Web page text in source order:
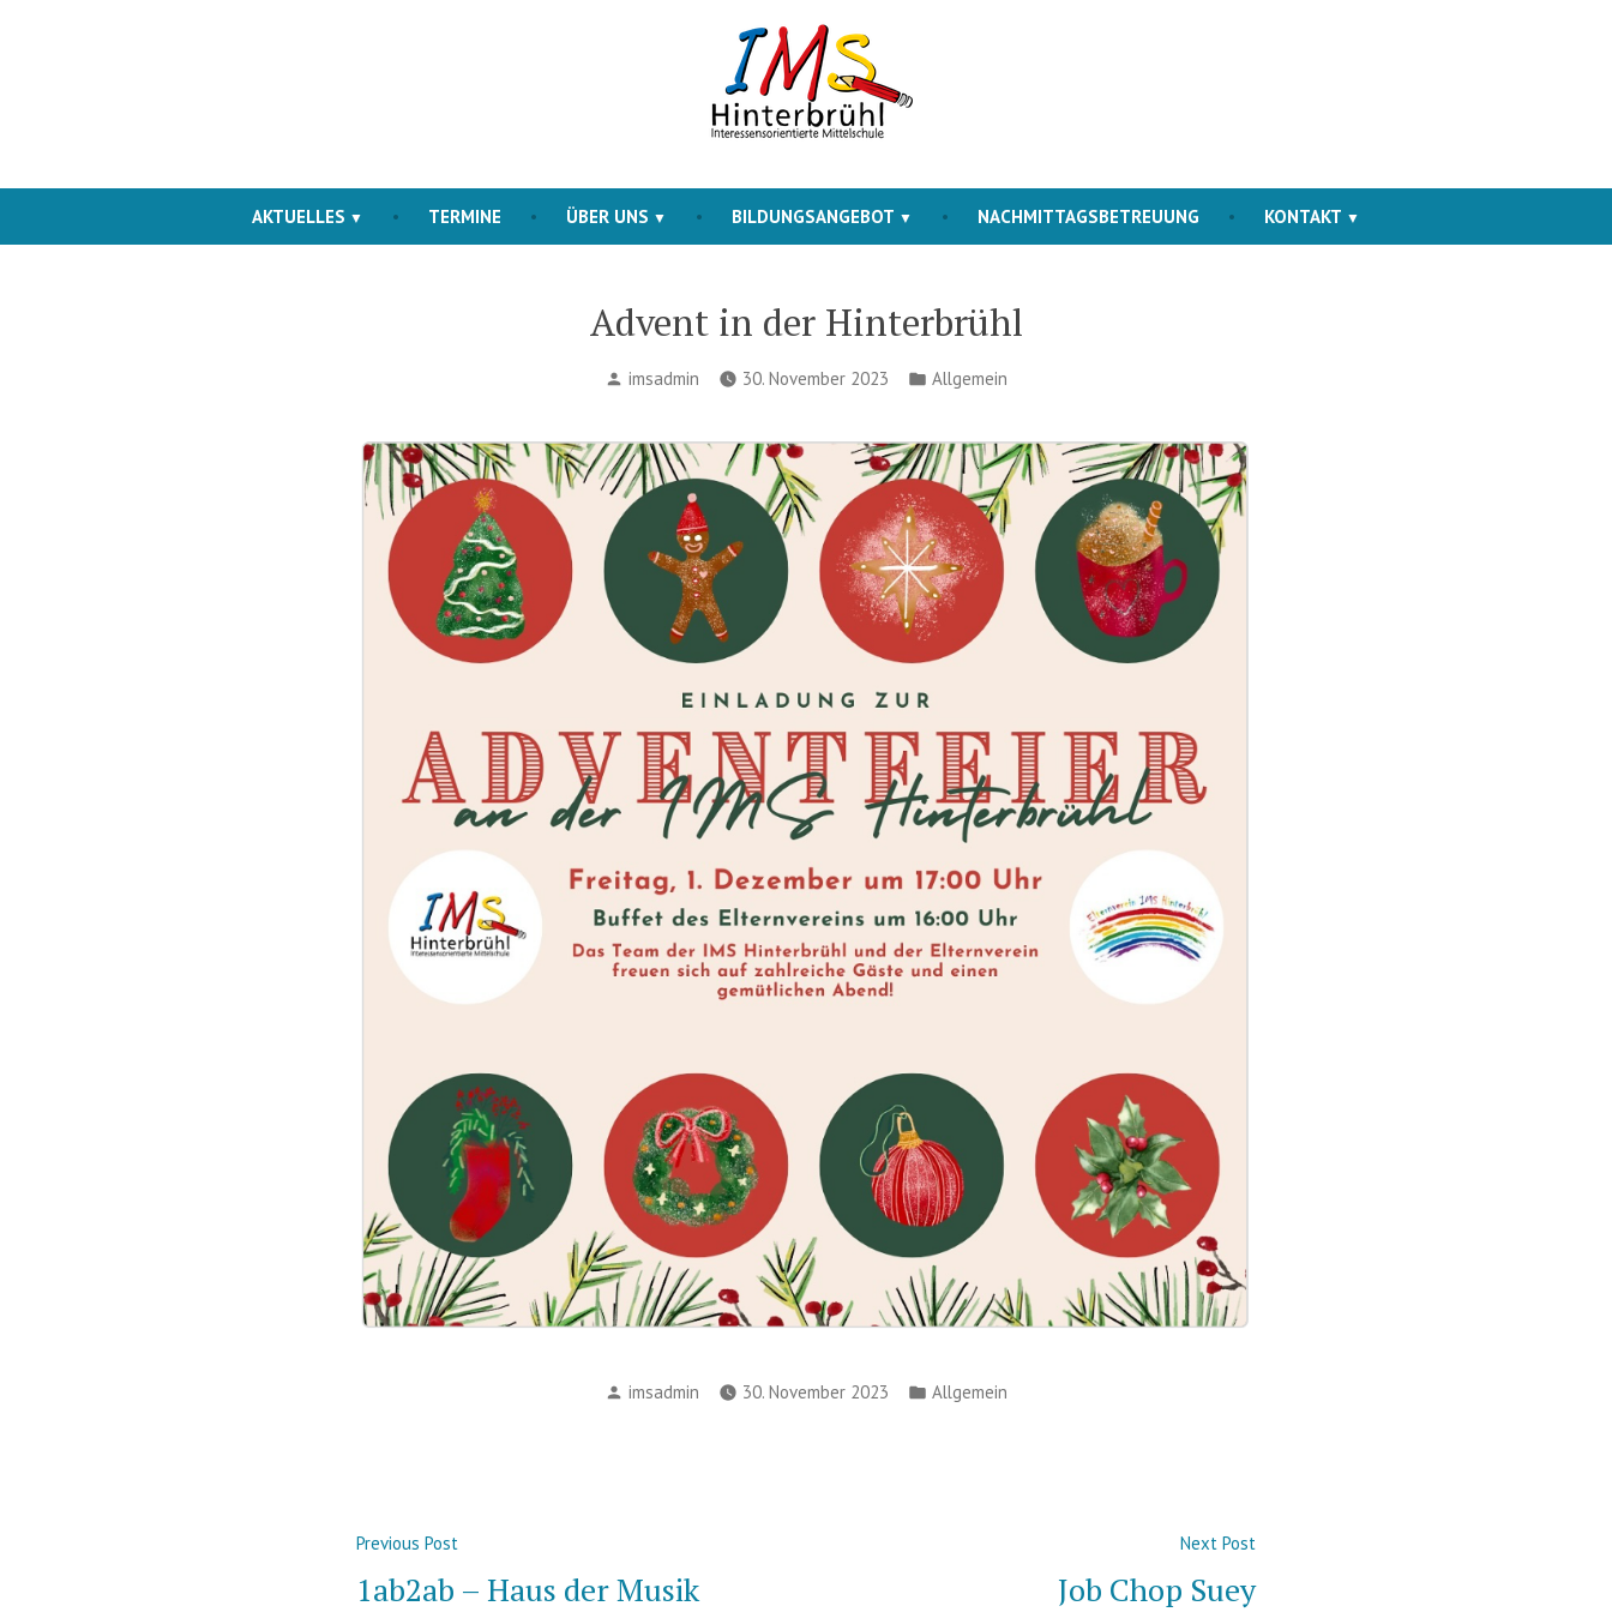
IMS Hinterbruehl
AKTUELLES TERMINE ÜBER UNS BILDUNGSANGEBOT NACHMITTAGSBETREUUNG KONTAKT
Advent in der Hinterbrühl
Posted
imsadmin 30. November 2023
Posted
Allgemein
Posted
imsadmin 30. November 2023
Posted
Allgemein
Beitragsnavigation
Previous Post
post:
1ab2ab – Haus der Musik
Next Post
post:
Job Chop Suey